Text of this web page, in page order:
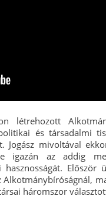
létrehozott
és társadalmi
Jogász mivoltával
igazán az addig
Először
háromszor